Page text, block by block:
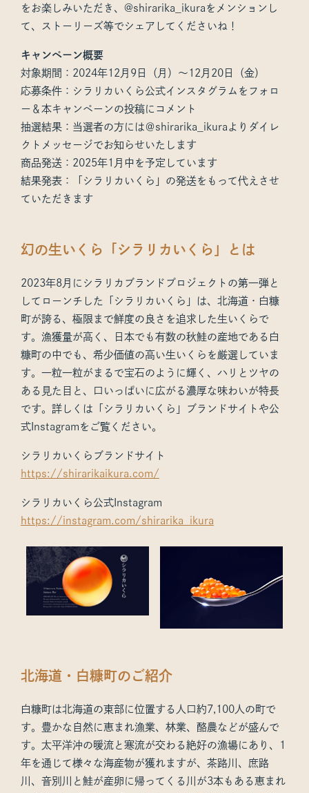
をお楽しみいただき、@shirarika_ikuraをメンションし
て、ストーリーズ等でシェアしてくださいね！
キャンペーン概要
対象期間：2024年12月9日（月）～12月20日（金）
応募条件：シラリカいくら公式インスタグラムをフォロ
ー＆本キャンペーンの投稿にコメント
抽選結果：当選者の方には＠shirarika_ikuraよりダイレ
クトメッセージでお知らせいたします
商品発送：2025年1月中を予定しています
結果発表：「シラリカいくら」の発送をもって代えさせ
ていただきます
幻の生いくら「シラリカいくら」とは
2023年8月にシラリカブランドプロジェクトの第一弾と
してローンチした「シラリカいくら」は、北海道・白糠
町が誇る、極限まで鮮度の良さを追求した生いくらで
す。漁獲量が高く、日本でも有数の秋鮭の産地である白
糠町の中でも、希少価値の高い生いくらを厳選していま
す。一粒一粒がまるで宝石のように輝く、ハリとツヤの
ある見た目と、口いっぱいに広がる濃厚な味わいが特⾧
です。詳しくは「シラリカいくら」ブランドサイトや公
式Instagramをご覧ください。
シラリカいくらブランドサイト
https://shirarikaikura.com/
シラリカいくら公式Instagram
https://instagram.com/shirarika_ikura
北海道・白糠町のご紹介
白糠町は北海道の東部に位置する人口約7,100人の町で
す。豊かな自然に恵まれ漁業、林業、酪農などが盛んで
す。太平洋沖の暖流と寒流が交わる絶好の漁場にあり、1
年を通じて様々な海産物が獲れますが、茶路川、庶路
川、音別川と鮭が産卵に帰ってくる川が3本もある恵まれ